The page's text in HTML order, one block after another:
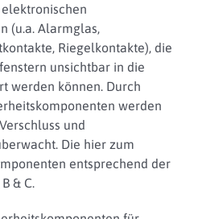
(u.a. Alarmglas,
Riegelkontakte), die
unsichtbar in die
werden können. Durch
werden
und
Die hier zum
entsprechend der
& C.